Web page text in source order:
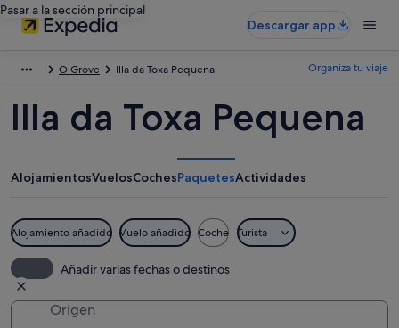
Pasar a la sección principal
Descargar app
O Grove Illa da Toxa Pequena Organiza tu viaje
Illa da Toxa Pequena
AlojamientosVuelosCochesPaquetesActividades
Alojamiento añadido Vuelo añadido Coche Turista
Añadir varias fechas o destinos
Origen